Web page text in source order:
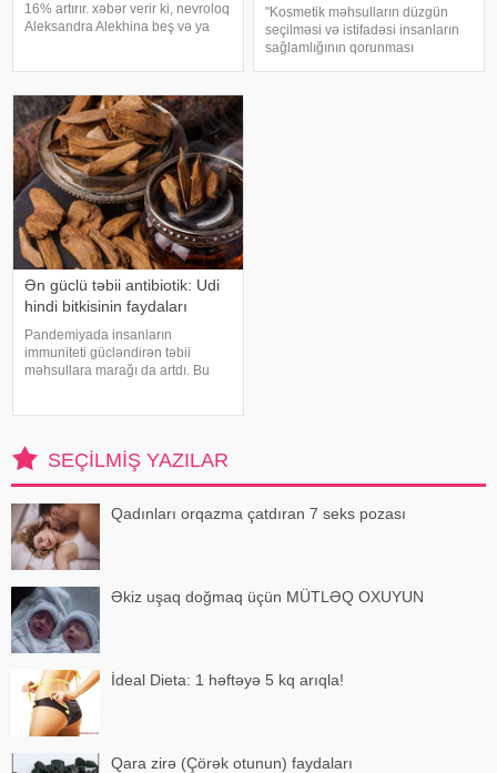
16% artırır. xəbər verir ki, nevroloq
Aleksandra Alekhina beş və ya
artdığını deyib. İnsult ciddi və
həyat
"Kosmetik məhsulların düzgün
seçilməsi və istifadəsi insanların
sağlamlığının qorunması
Ən güclü təbii antibiotik: Udi
hindi bitkisinin faydaları
Pandemiyada insanların
immuniteti gücləndirən təbii
məhsullara marağı da artdı. Bu
ə
SEÇILMIŞ YAZILAR
Qadınları orqazma çatdıran 7 seks pozası
Əkiz uşaq doğmaq üçün MÜTLƏQ OXUYUN
İdeal Dieta: 1 həftəyə 5 kq arıqla!
Qara zirə (Çörək otunun) faydaları